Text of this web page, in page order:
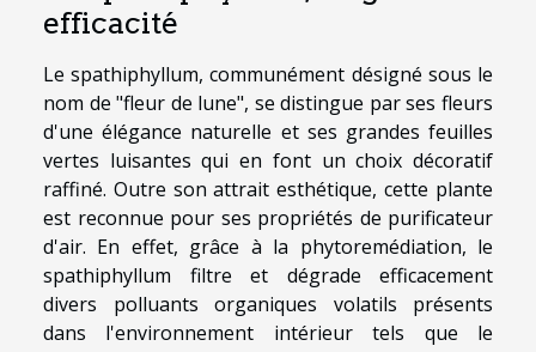
efficacité
Le spathiphyllum, communément désigné sous le
nom de "fleur de lune", se distingue par ses fleurs
d'une élégance naturelle et ses grandes feuilles
vertes luisantes qui en font un choix décoratif
raffiné. Outre son attrait esthétique, cette plante
est reconnue pour ses propriétés de purificateur
d'air. En effet, grâce à la phytoremédiation, le
spathiphyllum filtre et dégrade efficacement
divers polluants organiques volatils présents
dans l'environnement intérieur tels que le